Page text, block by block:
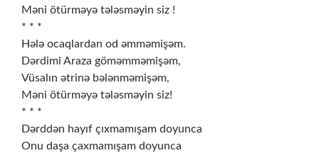
Məni ötürməyə tələsməyin siz !
* * *
Hələ ocaqlardan od əmməmişəm.
Dərdimi Araza göməmməmişəm,
Vüsalın ətrinə bələnməmişəm,
Məni ötürməyə tələsməyin siz!
* * *
Dərddən hayıf çıxmamışam doyunca
Onu daşa çaxmamışam doyunca